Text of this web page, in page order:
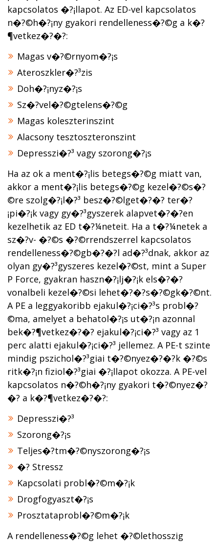
kapcsolatos �?¡llapot. Az ED-vel kapcsolatos
n�?©h�?¡ny gyakori rendelleness�?©g a k�?
¶vetkez�?�?:
Magas v�?©rnyom�?¡s
Ateroszkler�?³zis
Doh�?¡nyz�?¡s
Sz�?­vel�?©gtelens�?©g
Magas koleszterinszint
Alacsony tesztoszteronszint
Depresszi�?³ vagy szorong�?¡s
Ha az ok a ment�?¡lis betegs�?©g miatt van,
akkor a ment�?¡lis betegs�?©g kezel�?©s�?
©re szolg�?¡l�?³ besz�?©lget�?�? ter�?
¡pi�?¡k vagy gy�?³gyszerek alapvet�?�?en
kezelhetik az ED t�?¼neteit. Ha a t�?¼netek a
sz�?­v- �?©s �?©rrendszerrel kapcsolatos
rendelleness�?©gb�?�?l ad�?³dnak, akkor az
olyan gy�?³gyszeres kezel�?©st, mint a Super
P Force, gyakran haszn�?¡lj�?¡k els�?�?
vonalbeli kezel�?©si lehet�?�?s�?©gk�?©nt.
A PE a leggyakoribb ejakul�?¡ci�?³s probl�?
©ma, amelyet a behatol�?¡s ut�?¡n azonnal
bek�?¶vetkez�?�? ejakul�?¡ci�?³ vagy az 1
perc alatti ejakul�?¡ci�?³ jellemez. A PE-t szinte
mindig pszichol�?³giai t�?©nyez�?�?k �?©s
ritk�?¡n fiziol�?³giai �?¡llapot okozza. A PE-vel
kapcsolatos n�?©h�?¡ny gyakori t�?©nyez�?
�? a k�?¶vetkez�?�?:
Depresszi�?³
Szorong�?¡s
Teljes�?­tm�?©nyszorong�?¡s
�? Stressz
Kapcsolati probl�?©m�?¡k
Drogfogyaszt�?¡s
Prosztataprobl�?©m�?¡k
A rendelleness�?©g lehet �?©lethosszig